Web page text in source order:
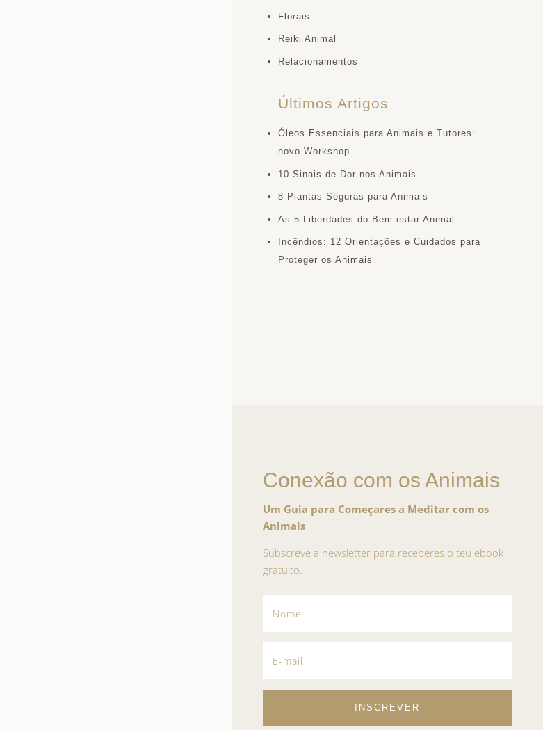
Florais
Reiki Animal
Relacionamentos
Últimos Artigos
Óleos Essenciais para Animais e Tutores:
novo Workshop
10 Sinais de Dor nos Animais
8 Plantas Seguras para Animais
As 5 Liberdades do Bem-estar Animal
Incêndios: 12 Orientações e Cuidados para
Proteger os Animais
Conexão com os Animais
Um Guia para Começares a Meditar com os
Animais
Subscreve a newsletter para receberes o teu ebook
gratuito.
INSCREVER